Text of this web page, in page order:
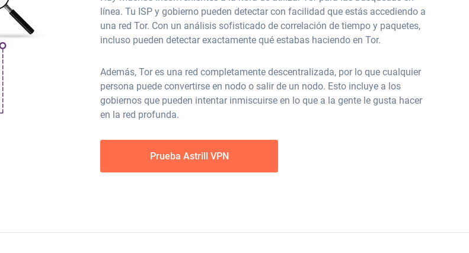
línea. Tu ISP y gobierno pueden detectar con facilidad que estás accediendo a
una red Tor. Con un análisis sofisticado de correlación de tiempo y paquetes,
incluso pueden detectar exactamente qué estabas haciendo en Tor.
Además, Tor es una red completamente descentralizada, por lo que cualquier
persona puede convertirse en nodo o salir de un nodo. Esto incluye a los
gobiernos que pueden intentar inmiscuirse en lo que a la gente le gusta hacer
en la red profunda.
Prueba Astrill VPN